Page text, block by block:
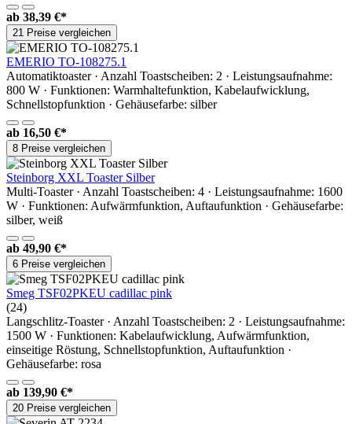
ab 38,39 €*
21 Preise vergleichen
EMERIO TO-108275.1
Automatiktoaster · Anzahl Toastscheiben: 2 · Leistungsaufnahme:
800 W · Funktionen: Warmhaltefunktion, Kabelaufwicklung,
Schnellstopfunktion · Gehäusefarbe: silber
ab 16,50 €*
8 Preise vergleichen
Steinborg XXL Toaster Silber
Multi-Toaster · Anzahl Toastscheiben: 4 · Leistungsaufnahme: 1600
W · Funktionen: Aufwärmfunktion, Auftaufunktion · Gehäusefarbe:
silber, weiß
ab 49,90 €*
6 Preise vergleichen
Smeg TSF02PKEU cadillac pink
(24)
Langschlitz-Toaster · Anzahl Toastscheiben: 2 · Leistungsaufnahme:
1500 W · Funktionen: Kabelaufwicklung, Aufwärmfunktion,
einseitige Röstung, Schnellstopfunktion, Auftaufunktion ·
Gehäusefarbe: rosa
ab 139,90 €*
20 Preise vergleichen